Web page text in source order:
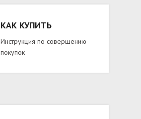
КАК КУПИТЬ
Инструкция по совершению
покупок